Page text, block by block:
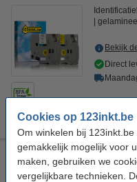
Cookies op 123inkt.be
Om winkelen bij 123inkt.be
gemakkelijk mogelijk voor
maken, gebruiken we
vergelijkbare technieken.
Bekijk
Direct
Aanbieding: 123inkt
FX631 Flexi ID tape zwart